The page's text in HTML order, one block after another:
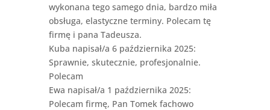
wykonana tego samego dnia, bardzo miła
obsługa, elastyczne terminy. Polecam tę
firmę i pana Tadeusza.
Kuba napisał/a 6 października 2025:
Sprawnie, skutecznie, profesjonalnie.
Polecam
Ewa napisał/a 1 października 2025:
Polecam firmę, Pan Tomek fachowo